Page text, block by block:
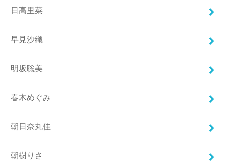
日高里菜
早見沙織
明坂聡美
春木めぐみ
朝日奈丸佳
朝樹りさ